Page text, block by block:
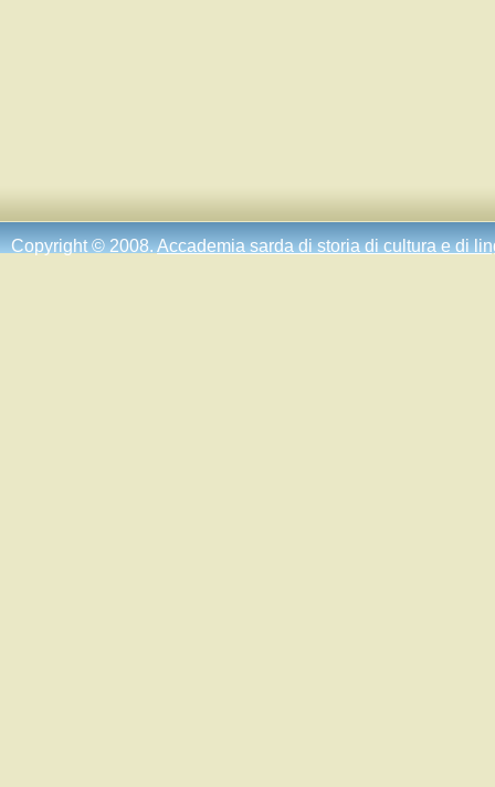
Copyright © 2008.Accademia sarda di storia di cultura e di